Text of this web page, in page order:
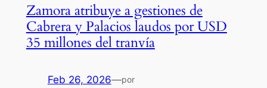
Zamora atribuye a gestiones de
Cabrera y Palacios laudos por USD
35 millones del tranvía
Feb 26, 2026—por